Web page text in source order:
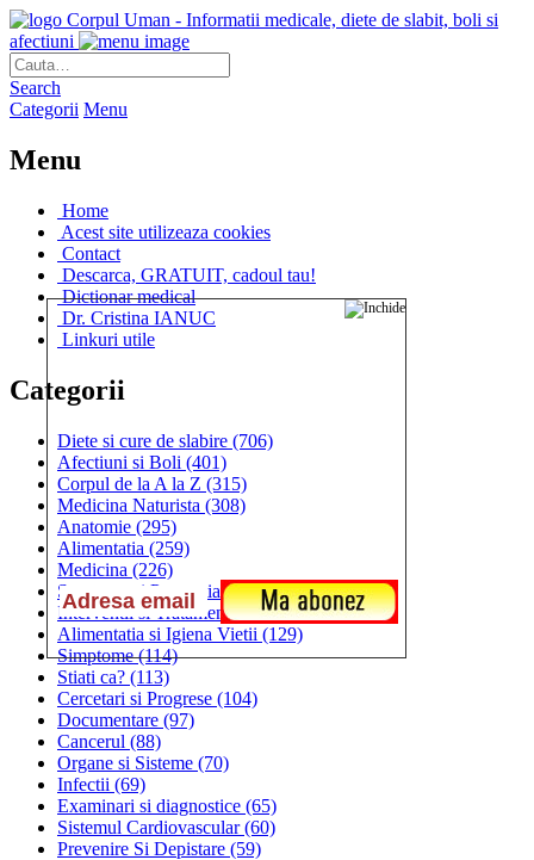
Corpul Uman - Informatii medicale, diete de slabit, boli si
afectiuni
Search
Categorii Menu
Menu
Home
Acest site utilizeaza cookies
Contact
Descarca, GRATUIT, cadoul tau!
Dictionar medical
Dr. Cristina IANUC
Linkuri utile
Categorii
Diete si cure de slabire (706)
Afectiuni si Boli (401)
Corpul de la A la Z (315)
Medicina Naturista (308)
Anatomie (295)
Alimentatia (259)
Medicina (226)
Sanatatea si Preventia(170)
Interventii si Tratamente(167)
Alimentatia si Igiena Vietii (129)
Simptome(114)
Stiati ca? (113)
Cercetari si Progrese (104)
Documentare (97)
Cancerul (88)
Organe si Sisteme (70)
Infectii (69)
Examinari si diagnostice (65)
Sistemul Cardiovascular(60)
Prevenire Si Depistare (59)